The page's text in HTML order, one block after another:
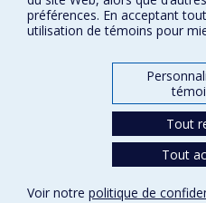
Nos départements et écoles
Nos centres d'études
Conditions d’utilisation
Paramètres des témoins
préférences. En acceptant
utilisation de témoins pour
Tout
Tout
Voir notre politique de